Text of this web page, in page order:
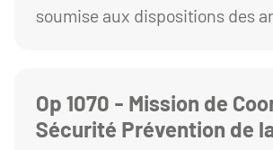
soumise aux dispositions des
Op 1070 - Mission de
Sécurité Prévention de